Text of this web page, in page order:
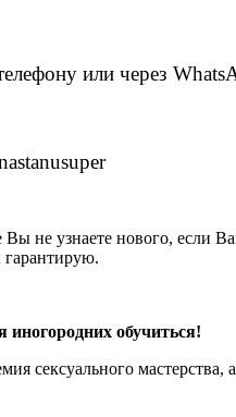
или через
не узнаете нового, если
иногородних обучиться!
сексуального